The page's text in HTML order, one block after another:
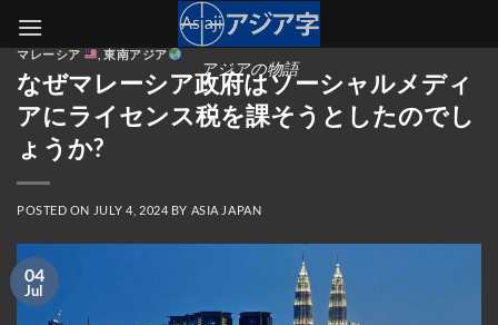
content
アジアの物語
マレーシア ,東南アジア
なぜマレーシア政府はソーシャルメディ
アにライセンス税を課そうとしたのでし
ょうか?
POSTED ON JULY 4, 2024 BY ASIA JAPAN
04
Jul